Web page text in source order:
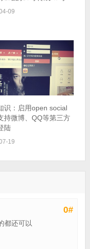
09
识：启用open social
持微博、QQ等第三方
陆
19
0#
都还可以